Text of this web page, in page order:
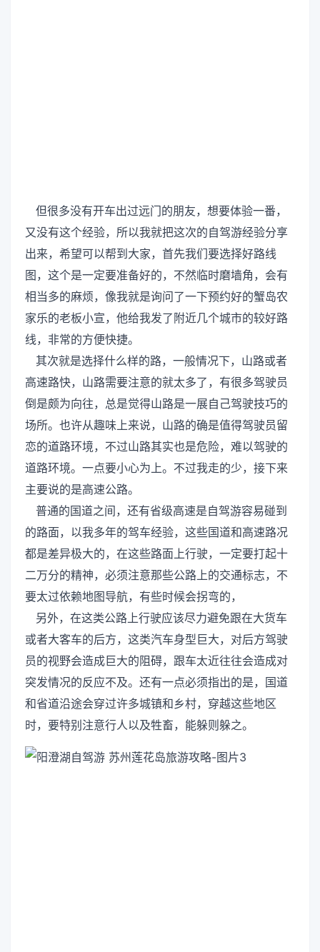
但很多没有开车出过远门的朋友，想要体验一番，
又没有这个经验，所以我就把这次的自驾游经验分享
出来，希望可以帮到大家，首先我们要选择好路线
图，这个是一定要准备好的，不然临时磨墙角，会有
相当多的麻烦，像我就是询问了一下预约好的蟹岛农
家乐的老板小宣，他给我发了附近几个城市的较好路
线，非常的方便快捷。
其次就是选择什么样的路，一般情况下，山路或者
高速路快，山路需要注意的就太多了，有很多驾驶员
倒是颇为向往，总是觉得山路是一展自己驾驶技巧的
场所。也许从趣味上来说，山路的确是值得驾驶员留
恋的道路环境，不过山路其实也是危险，难以驾驶的
道路环境。一点要小心为上。不过我走的少，接下来
主要说的是高速公路。
普通的国道之间，还有省级高速是自驾游容易碰到
的路面，以我多年的驾车经验，这些国道和高速路况
都是差异极大的，在这些路面上行驶，一定要打起十
二万分的精神，必须注意那些公路上的交通标志，不
要太过依赖地图导航，有些时候会拐弯的，
另外，在这类公路上行驶应该尽力避免跟在大货车
或者大客车的后方，这类汽车身型巨大，对后方驾驶
员的视野会造成巨大的阻碍，跟车太近往往会造成对
突发情况的反应不及。还有一点必须指出的是，国道
和省道沿途会穿过许多城镇和乡村，穿越这些地区
时，要特别注意行人以及牲畜，能躲则躲之。